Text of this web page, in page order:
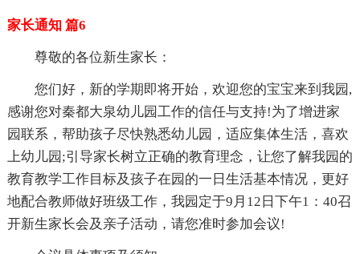
家长通知 篇6
尊敬的各位新生家长：
您们好，新的学期即将开始，欢迎您的宝宝来到我园,
感谢您对秦都大泉幼儿园工作的信任与支持!为了增进家
园联系，帮助孩子尽快熟悉幼儿园，适应集体生活，喜欢
上幼儿园;引导家长树立正确的教育理念，让您了解我园的
教育教学工作目标及孩子在园的一日生活基本情况，更好
地配合教师做好班级工作，我园定于9月12日下午1：40召
开新生家长会及亲子活动，请您准时参加会议!